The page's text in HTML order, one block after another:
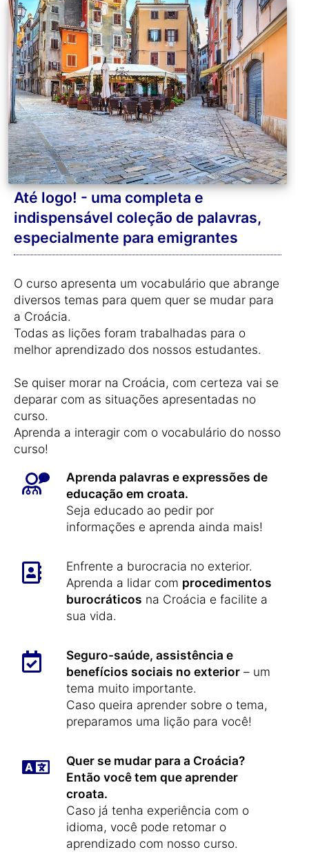
Até logo! - uma completa e
indispensável coleção de palavras,
especialmente para emigrantes
O curso apresenta um vocabulário que abrange
diversos temas para quem quer se mudar para
a Croácia.
Todas as lições foram trabalhadas para o
melhor aprendizado dos nossos estudantes.
Se quiser morar na Croácia, com certeza vai se
deparar com as situações apresentadas no
curso.
Aprenda a interagir com o vocabulário do nosso
curso!
Aprenda palavras e expressões de
educação em croata.
Seja educado ao pedir por
informações e aprenda ainda mais!
Enfrente a burocracia no exterior.
Aprenda a lidar com procedimentos
burocráticos na Croácia e facilite a
sua vida.
Seguro-saúde, assistência e
benefícios sociais no exterior – um
tema muito importante.
Caso queira aprender sobre o tema,
preparamos uma lição para você!
Quer se mudar para a Croácia?
Então você tem que aprender
croata.
Caso já tenha experiência com o
idioma, você pode retomar o
aprendizado com nosso curso.